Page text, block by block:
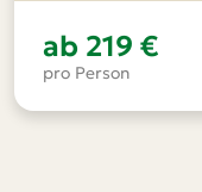
ab 219 €
pro Person